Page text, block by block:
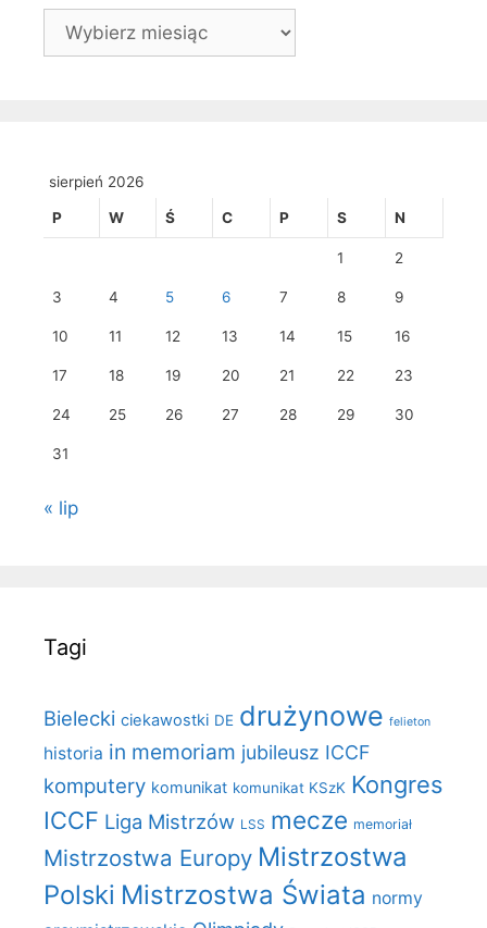
Archiwa
sierpień 2026
P W Ś C P S N
1 2
3 4 5 6 7 8 9
10 11 12 13 14 15 16
17 18 19 20 21 22 23
24 25 26 27 28 29 30
31
« lip
Tagi
Bielecki ciekawostki DE drużynowe felieton
historia in memoriam jubileusz ICCF
komputery komunikat komunikat KSzK Kongres
ICCF Liga Mistrzów LSS mecze memoriał
Mistrzostwa Europy Mistrzostwa
Polski Mistrzostwa Świata normy